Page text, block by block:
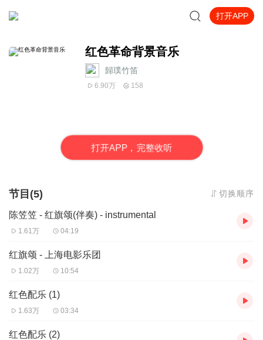
打开APP
红色革命背景音乐
歸璞竹笛
6.90万 158
打开APP，完整收听
节目(5) 切换顺序
陈笠笠 - 红旗颂(伴奏) - instrumental
1.61万 04:19
红旗颂 - 上海电影乐团
1.02万 10:54
红色配乐 (1)
1.63万 03:34
红色配乐 (2)